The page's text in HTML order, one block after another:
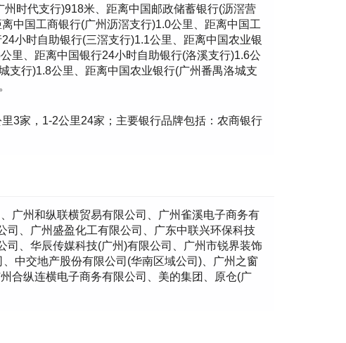
时代支行)918米、距离中国邮政储蓄银行(沥滘营
中国工商银行(广州沥滘支行)1.0公里、距离中国工
小时自助银行(三滘支行)1.1公里、距离中国农业银
里、距离中国银行24小时自助银行(洛溪支行)1.6公
支行)1.8公里、距离中国农业银行(广州番禺洛城支
3家，1-2公里24家；主要银行品牌包括：农商银行
广州和纵联横贸易有限公司、广州雀溪电子商务有
司、广州盛盈化工有限公司、广东中联兴环保科技
、华辰传媒科技(广州)有限公司、广州市锐界装饰
中交地产股份有限公司(华南区域公司)、广州之窗
合纵连横电子商务有限公司、美的集团、原仓(广